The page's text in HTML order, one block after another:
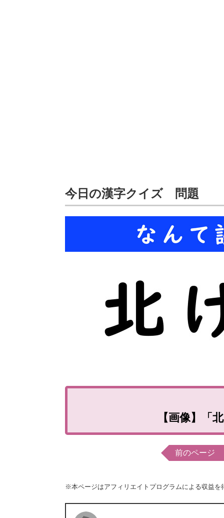
今日の漢字クイズ 問題
【画像】「
前のページ
※本ページはアフィリエイトプログラムによる収益を